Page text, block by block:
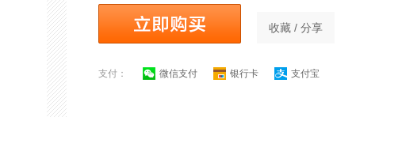
收藏 / 分享
支付： 微信支付 银行卡 支付宝